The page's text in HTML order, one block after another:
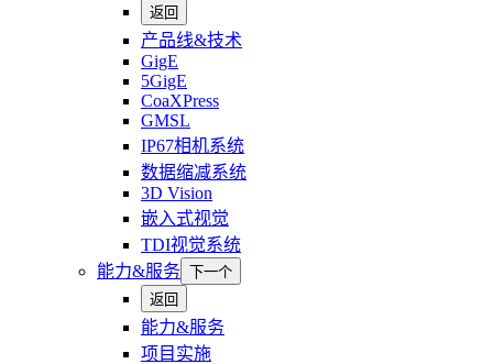
返回
产品线&技术
GigE
5GigE
CoaXPress
GMSL
IP67相机系统
数据缩减系统
3D Vision
嵌入式视觉
TDI视觉系统
能力&服务
下一个
返回
能力&服务
项目实施